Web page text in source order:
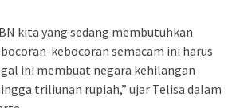
kita yang sedang membutuhkan
kebocoran semacam ini harus
ini membuat negara kehilangan
triliunan rupiah,” ujar Telisa dalam